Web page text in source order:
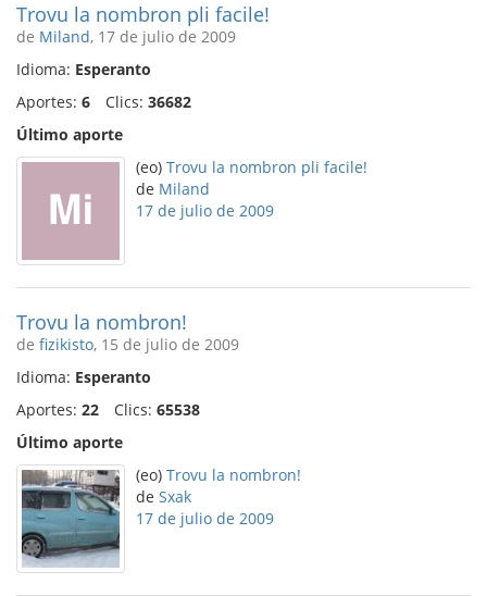
Trovu la nombron pli facile!
de Miland, 17 de julio de 2009
Idioma: Esperanto
Aportes: 6 Clics: 36682
Último aporte
(eo) Trovu la nombron pli facile!
de Miland
17 de julio de 2009
Trovu la nombron!
de fizikisto, 15 de julio de 2009
Idioma: Esperanto
Aportes: 22 Clics: 65538
Último aporte
(eo) Trovu la nombron!
de Sxak
17 de julio de 2009